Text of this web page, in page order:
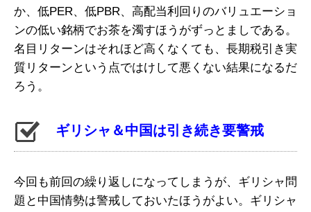
か、低PER、低PBR、高配当利回りのバリュエーショ
ンの低い銘柄でお茶を濁すほうがずっとましである。
名目リターンはそれほど高くなくても、長期税引き実
質リターンという点ではけして悪くない結果になるだ
ろう。
ギリシャ＆中国は引き続き要警戒
今回も前回の繰り返しになってしまうが、ギリシャ問
題と中国情勢は警戒しておいたほうがよい。ギリシャ